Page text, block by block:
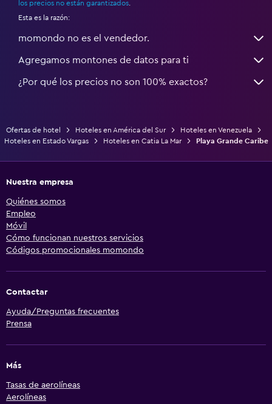
los precios no están garantizados
Esta es la razón:
momondo no es el vendedor.
Agregamos montones de datos para ti
¿Por qué los precios no son 100% exactos?
Ofertas de hotel Hoteles en América del Sur
Hoteles en Venezuela
Hoteles en Estado Vargas
Hoteles en Catia La Mar Playa Grande Caribe
Nuestra empresa
Quiénes somos
Empleo
Móvil
Cómo funcionan nuestros servicios
Códigos promocionales momondo
Contactar
Ayuda/Preguntas frecuentes
Prensa
Más
Tasas de aerolíneas
Aerolíneas